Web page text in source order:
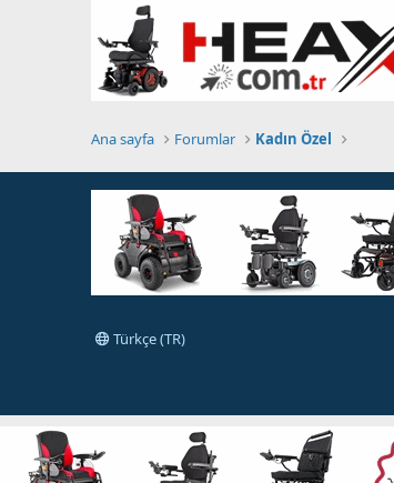
Ana sayfa Forumlar Kadın Özel
Türkçe (TR)